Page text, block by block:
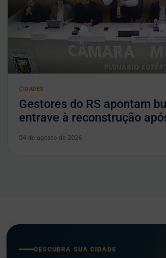
CIDADES
Gestores do RS apontam
entrave à reconstrução
04 de agosto de 2026
DESCUBRA SUA CIDADE